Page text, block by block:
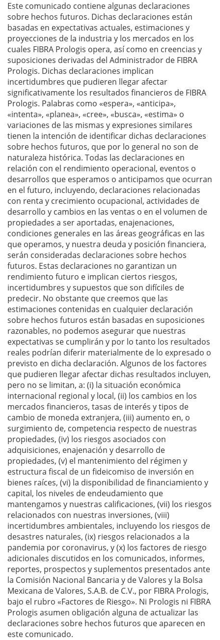
Este comunicado contiene algunas declaraciones
sobre hechos futuros. Dichas declaraciones están
basadas en expectativas actuales, estimaciones y
proyecciones de la industria y los mercados en los
cuales FIBRA Prologis opera, así como en creencias y
suposiciones derivadas del Administrador de FIBRA
Prologis. Dichas declaraciones implican
incertidumbres que pudieren llegar afectar
significativamente los resultados financieros de FIBRA
Prologis. Palabras como «espera», «anticipa»,
«intenta», «planea», «cree», «busca», «estima» o
variaciones de las mismas y expresiones similares
tienen la intención de identificar dichas declaraciones
sobre hechos futuros, que por lo general no son de
naturaleza histórica. Todas las declaraciones en
relación con el rendimiento operacional, eventos o
desarrollos que esperamos o anticipamos que ocurran
en el futuro, incluyendo, declaraciones relacionadas
con renta y crecimiento ocupacional, actividades de
desarrollo y cambios en las ventas o en el volumen de
propiedades a ser aportadas, enajenaciones,
condiciones generales en las áreas geográficas en las
que operamos, y nuestra deuda y posición financiera,
serán consideradas declaraciones sobre hechos
futuros. Estas declaraciones no garantizan un
rendimiento futuro e implican ciertos riesgos,
incertidumbres y supuestos que son difíciles de
predecir. No obstante que creemos que las
estimaciones contenidas en cualquier declaración
sobre hechos futuros están basadas en suposiciones
razonables, no podemos asegurar que nuestras
expectativas se cumplirán y por lo tanto los resultados
reales podrían diferir materialmente de lo expresado o
previsto en dicha declaración. Algunos de los factores
que pudieren llegar afectar dichas resultados incluyen,
pero no se limitan, a: (i) la situación económica
internacional regional y local, (ii) los cambios en los
mercados financieros, tasas de interés y tipos de
cambio de moneda extranjera, (iii) aumento en, o
surgimiento de, competencia respecto de nuestras
propiedades, (iv) los riesgos asociados con
adquisiciones, enajenación y desarrollo de
propiedades, (v) el mantenimiento del régimen y
estructura fiscal de un fideicomiso de inversión en
bienes raíces, (vi) la disponibilidad de financiamiento y
capital, los niveles de endeudamiento que
mantengamos y nuestras calificaciones, (vii) los riesgos
relacionados con nuestras inversiones, (viii)
incertidumbres ambientales, incluyendo los riesgos de
desastres naturales, (ix) riesgos relacionados a la
pandemia por coronavirus, y (x) los factores de riesgo
adicionales discutidos en los comunicados, informes,
reportes, prospectos y suplementos presentados ante
la Comisión Nacional Bancaria y de Valores y la Bolsa
Mexicana de Valores, S.A.B. de C.V., por FIBRA Prologis,
bajo el rubro «Factores de Riesgo». Ni Prologis ni FIBRA
Prologis asumen obligación alguna de actualizar las
declaraciones sobre hechos futuros que aparecen en
este comunicado.